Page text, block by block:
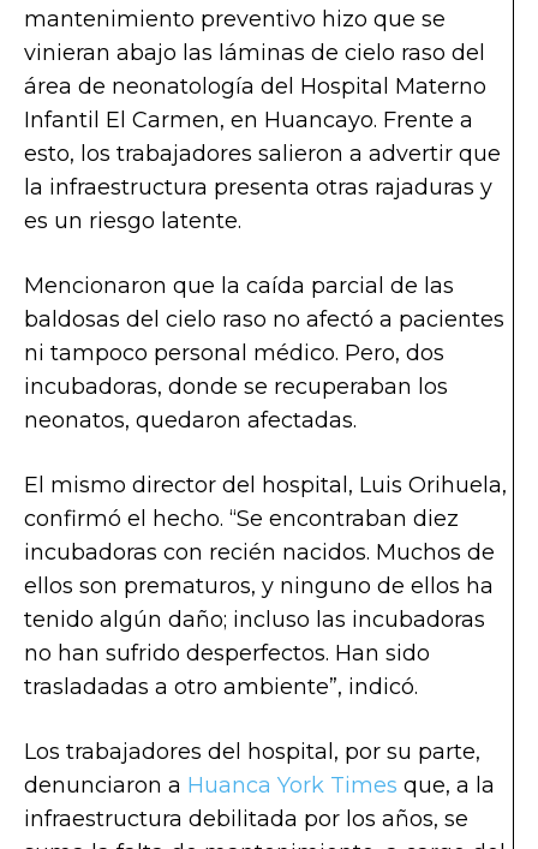
mantenimiento preventivo hizo que se
vinieran abajo las láminas de cielo raso del
área de neonatología del Hospital Materno
Infantil El Carmen, en Huancayo. Frente a
esto, los trabajadores salieron a advertir que
la infraestructura presenta otras rajaduras y
es un riesgo latente.
Mencionaron que la caída parcial de las
baldosas del cielo raso no afectó a pacientes
ni tampoco personal médico. Pero, dos
incubadoras, donde se recuperaban los
neonatos, quedaron afectadas.
El mismo director del hospital, Luis Orihuela,
confirmó el hecho. “Se encontraban diez
incubadoras con recién nacidos. Muchos de
ellos son prematuros, y ninguno de ellos ha
tenido algún daño; incluso las incubadoras
no han sufrido desperfectos. Han sido
trasladadas a otro ambiente”, indicó.
Los trabajadores del hospital, por su parte,
denunciaron a Huanca York Times que, a la
infraestructura debilitada por los años, se